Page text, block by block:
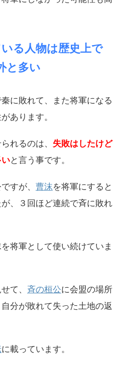
る人物は歴史上で
と多い
に敗れて、また将軍になる
あります。
れるのは、 失敗はしたけど
と言う事です。
ですが、 曹沫を将軍にすると
、３回ほど連続で斉に敗れ
将軍として使い続けていま
て、 斉の桓公に会盟の場所
分が敗れて失った土地の返
に載っています。